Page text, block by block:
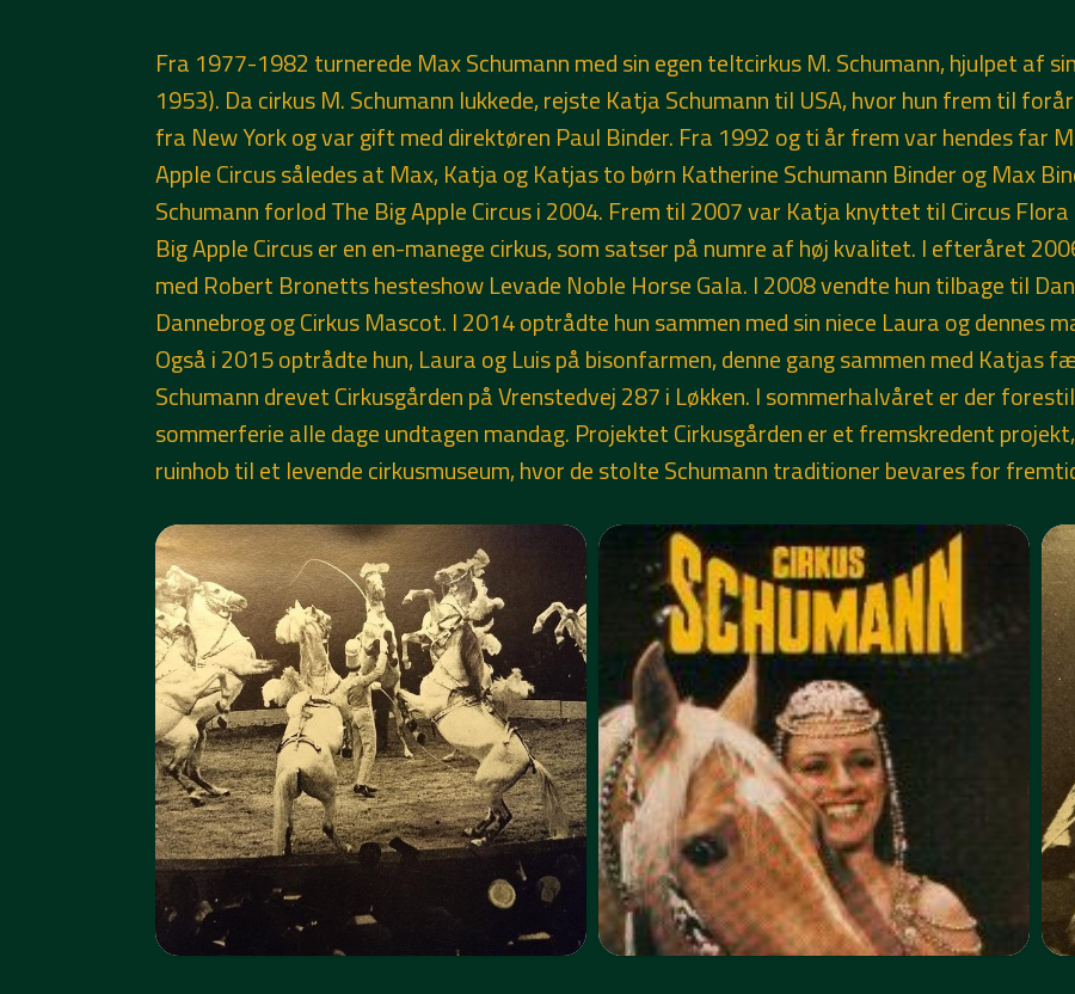
Fra 1977-1982 turnerede Max Schumann med sin egen teltcirkus M. Schumann, hjulpet af
1953). Da cirkus M. Schumann lukkede, rejste Katja Schumann til USA, hvor hun frem til
fra New York og var gift med direktøren Paul Binder. Fra 1992 og ti år frem var hendes far
Apple Circus således at Max, Katja og Katjas to børn Katherine Schumann Binder og Max
Schumann forlod The Big Apple Circus i 2004. Frem til 2007 var Katja knyttet til Circus
Big Apple Circus er en en-manege cirkus, som satser på numre af høj kvalitet. I efteråret
med Robert Bronetts hesteshow Levade Noble Horse Gala. I 2008 vendte hun tilbage til
Dannebrog og Cirkus Mascot. I 2014 optrådte hun sammen med sin niece Laura og dennes
Også i 2015 optrådte hun, Laura og Luis på bisonfarmen, denne gang sammen med Katjas
Schumann drevet Cirkusgården på Vrenstedvej 287 i Løkken. I sommerhalvåret er der
sommerferie alle dage undtagen mandag. Projektet Cirkusgården er et fremskredent
ruinhob til et levende cirkusmuseum, hvor de stolte Schumann traditioner bevares for